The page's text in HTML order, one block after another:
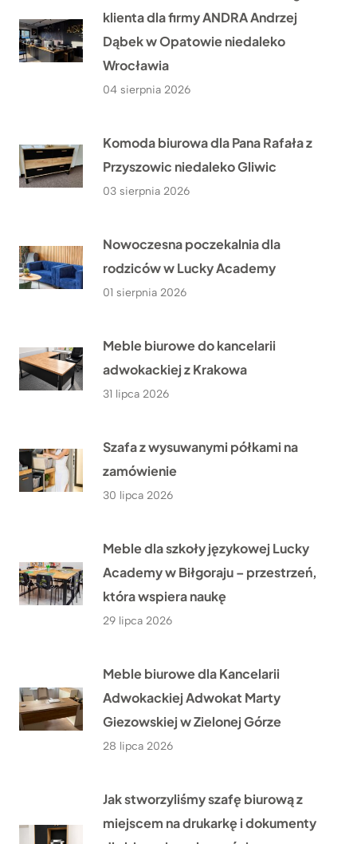
klienta dla firmy ANDRA Andrzej
Dąbek w Opatowie niedaleko
Wrocławia
04 sierpnia 2026
Komoda biurowa dla Pana Rafała z
Przyszowic niedaleko Gliwic
03 sierpnia 2026
Nowoczesna poczekalnia dla
rodziców w Lucky Academy
01 sierpnia 2026
Meble biurowe do kancelarii
adwokackiej z Krakowa
31 lipca 2026
Szafa z wysuwanymi półkami na
zamówienie
30 lipca 2026
Meble dla szkoły językowej Lucky
Academy w Biłgoraju – przestrzeń,
która wspiera naukę
29 lipca 2026
Meble biurowe dla Kancelarii
Adwokackiej Adwokat Marty
Giezowskiej w Zielonej Górze
28 lipca 2026
Jak stworzyliśmy szafę biurową z
miejscem na drukarkę i dokumenty